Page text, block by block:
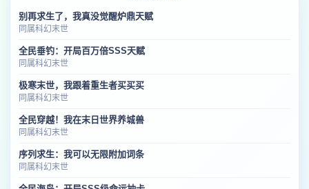
别再求生了，我真没觉醒炉鼎天赋
同属科幻末世
全民垂钓：开局百万倍SSS天赋
同属科幻末世
极寒末世，我跟着重生者买买买
同属科幻末世
全民穿越！我在末日世界养城兽
同属科幻末世
序列求生：我可以无限附加词条
同属科幻末世